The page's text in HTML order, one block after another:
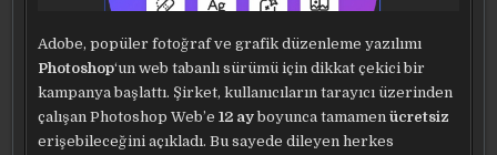
Adobe, popüler fotoğraf ve grafik düzenleme yazılımı
Photoshop‘un web tabanlı sürümü için dikkat çekici bir
kampanya başlattı. Şirket, kullanıcıların tarayıcı üzerinden
çalışan Photoshop Web’e12 ayboyunca tamamenücretsiz
erişebileceğini açıkladı. Bu sayede dileyen herkes